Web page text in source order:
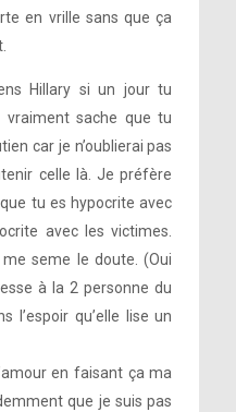
en vrille sans que ça
Hillary si un jour tu
sache que tu
car je n’oublierai pas
celle là. Je préfère
tu es hypocrite avec
avec les victimes.
seme le doute. (Oui
à la 2 personne du
l’espoir qu’elle lise un
en faisant ça ma
que je suis pas